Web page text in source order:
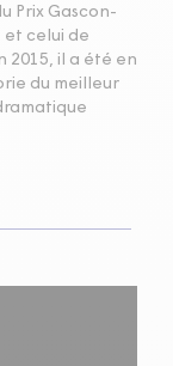
Prix Gascon-
et celui de
2015, il a été en
du meilleur